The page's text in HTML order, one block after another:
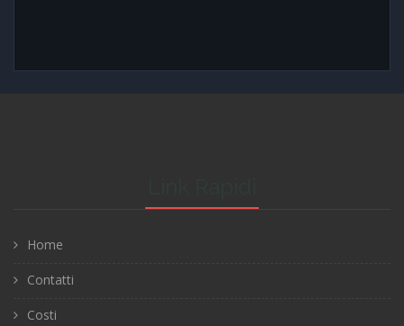
Home
Contatti
Costi